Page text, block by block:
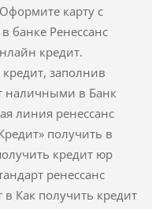
карту с
банке Ренессанс
кредит.
кредит, заполнив
наличными в Банк
линия ренессанс
получить в
кредит юр
ренессанс
Как получить кредит